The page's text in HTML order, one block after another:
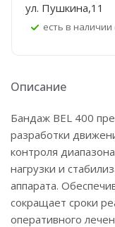
ул. Пушкина,11
Есть в наличии
Описание
Бандаж BEL 400
разработки
контроля
нагрузки и
аппарата.
сокращает сроки
оперативного